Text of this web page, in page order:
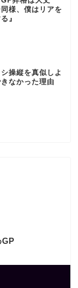
様、僕はリアを
』
操縦を真似しよ
なかった理由